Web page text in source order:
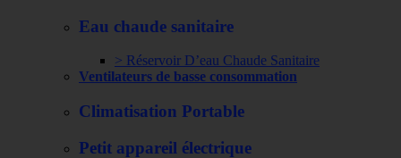
Eau chaude sanitaire
> Réservoir D’eau Chaude Sanitaire
Ventilateurs de basse consommation
Climatisation Portable
Petit appareil électrique